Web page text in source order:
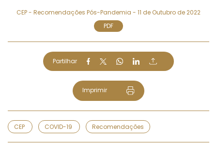
CEP - Recomendações Pós-Pandemia - 11 de Outubro de 2022
PDF
Partilhar
Imprimir
CEP COVID-19 Recomendações